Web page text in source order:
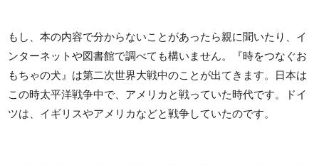
もし、本の内容で分からないことがあったら親に聞いたり、イ
ンターネットや図書館で調べても構いません。『時をつなぐお
もちゃの犬』は第二次世界大戦中のことが出てきます。日本は
この時太平洋戦争中で、アメリカと戦っていた時代です。ドイ
ツは、イギリスやアメリカなどと戦争していたのです。